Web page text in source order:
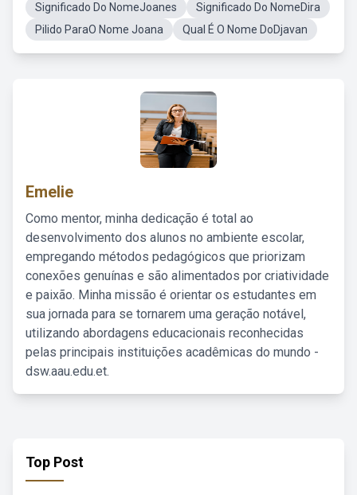
Significado Do NomeJoanes
Significado Do NomeDira
Pilido ParaO Nome Joana
Qual É O Nome DoDjavan
Emelie
Como mentor, minha dedicação é total ao
desenvolvimento dos alunos no ambiente escolar,
empregando métodos pedagógicos que priorizam
conexões genuínas e são alimentados por criatividade
e paixão. Minha missão é orientar os estudantes em
sua jornada para se tornarem uma geração notável,
utilizando abordagens educacionais reconhecidas
pelas principais instituições acadêmicas do mundo -
dsw.aau.edu.et.
Top Post